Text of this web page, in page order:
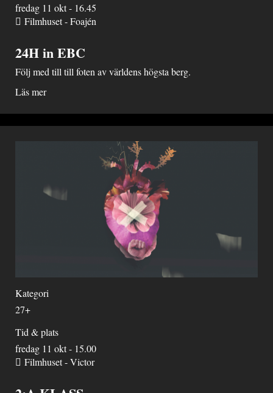
fredag 11 okt - 16.45
Filmhuset - Foajén
24H in EBC
Följ med till till foten av världens högsta berg.
Läs mer
Kategori
27+
Tid & plats
fredag 11 okt - 15.00
Filmhuset - Victor